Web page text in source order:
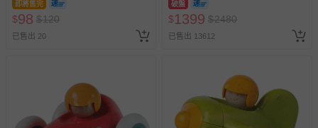
即將售完
$98 $120
已售出 20
破盤
$1399 $2480
已售出 13612